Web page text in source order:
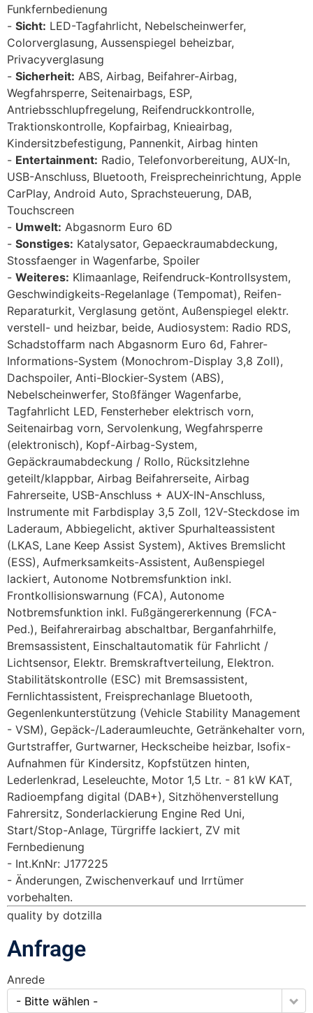
Funkfernbedienung
Sicht: LED-Tagfahrlicht, Nebelscheinwerfer,
Colorverglasung, Aussenspiegel beheizbar,
Privacyverglasung
Sicherheit: ABS, Airbag, Beifahrer-Airbag,
Wegfahrsperre, Seitenairbags, ESP,
Antriebsschlupfregelung, Reifendruckkontrolle,
Traktionskontrolle, Kopfairbag, Knieairbag,
Kindersitzbefestigung, Pannenkit, Airbag hinten
Entertainment: Radio, Telefonvorbereitung, AUX-In,
USB-Anschluss, Bluetooth, Freisprecheinrichtung, Apple
CarPlay, Android Auto, Sprachsteuerung, DAB,
Touchscreen
Umwelt: Abgasnorm Euro 6D
Sonstiges: Katalysator, Gepaeckraumabdeckung,
Stossfaenger in Wagenfarbe, Spoiler
Weiteres: Klimaanlage, Reifendruck-Kontrollsystem,
Geschwindigkeits-Regelanlage (Tempomat), Reifen-
Reparaturkit, Verglasung getönt, Außenspiegel elektr.
verstell- und heizbar, beide, Audiosystem: Radio RDS,
Schadstoffarm nach Abgasnorm Euro 6d, Fahrer-
Informations-System (Monochrom-Display 3,8 Zoll),
Dachspoiler, Anti-Blockier-System (ABS),
Nebelscheinwerfer, Stoßfänger Wagenfarbe,
Tagfahrlicht LED, Fensterheber elektrisch vorn,
Seitenairbag vorn, Servolenkung, Wegfahrsperre
(elektronisch), Kopf-Airbag-System,
Gepäckraumabdeckung / Rollo, Rücksitzlehne
geteilt/klappbar, Airbag Beifahrerseite, Airbag
Fahrerseite, USB-Anschluss + AUX-IN-Anschluss,
Instrumente mit Farbdisplay 3,5 Zoll, 12V-Steckdose im
Laderaum, Abbiegelicht, aktiver Spurhalteassistent
(LKAS, Lane Keep Assist System), Aktives Bremslicht
(ESS), Aufmerksamkeits-Assistent, Außenspiegel
lackiert, Autonome Notbremsfunktion inkl.
Frontkollisionswarnung (FCA), Autonome
Notbremsfunktion inkl. Fußgängererkennung (FCA-
Ped.), Beifahrerairbag abschaltbar, Berganfahrhilfe,
Bremsassistent, Einschaltautomatik für Fahrlicht /
Lichtsensor, Elektr. Bremskraftverteilung, Elektron.
Stabilitätskontrolle (ESC) mit Bremsassistent,
Fernlichtassistent, Freisprechanlage Bluetooth,
Gegenlenkunterstützung (Vehicle Stability Management
- VSM), Gepäck-/Laderaumleuchte, Getränkehalter vorn,
Gurtstraffer, Gurtwarner, Heckscheibe heizbar, Isofix-
Aufnahmen für Kindersitz, Kopfstützen hinten,
Lederlenkrad, Leseleuchte, Motor 1,5 Ltr. - 81 kW KAT,
Radioempfang digital (DAB+), Sitzhöhenverstellung
Fahrersitz, Sonderlackierung Engine Red Uni,
Start/Stop-Anlage, Türgriffe lackiert, ZV mit
Fernbedienung
Int.KnNr: J177225
Änderungen, Zwischenverkauf und Irrtümer
vorbehalten.
quality by dotzilla
Anfrage
Anrede
- Bitte wählen -